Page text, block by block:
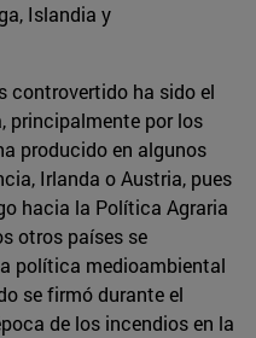
Islandia y
controvertido ha sido el
principalmente por los
producido en algunos
Irlanda o Austria, pues
hacia la Política Agraria
otros países se
política medioambiental
se firmó durante el
de los incendios en la